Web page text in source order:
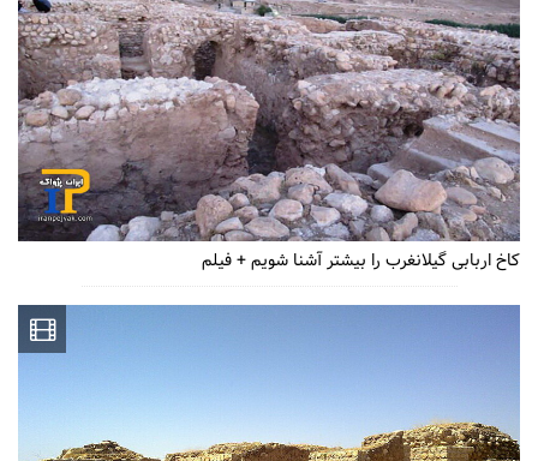
کاخ اربابی گیلانغرب را بیشتر آشنا شویم + فیلم